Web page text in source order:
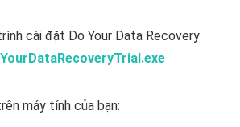
cài đặt Do Your Data Recovery
máy tính của bạn: